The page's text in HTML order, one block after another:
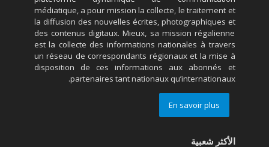
médiatique, a pour mission la collecte, le traitement et
la diffusion des nouvelles écrites, photographiques et
des contenus digitaux. Mieux, sa mission régalienne
est la collecte des informations nationales à travers
un réseau de correspondants régionaux et la mise à
disposition de ces informations aux abonnés et
partenaires tant nationaux qu’internationaux.
En savoir plus
الأكثر شعبية